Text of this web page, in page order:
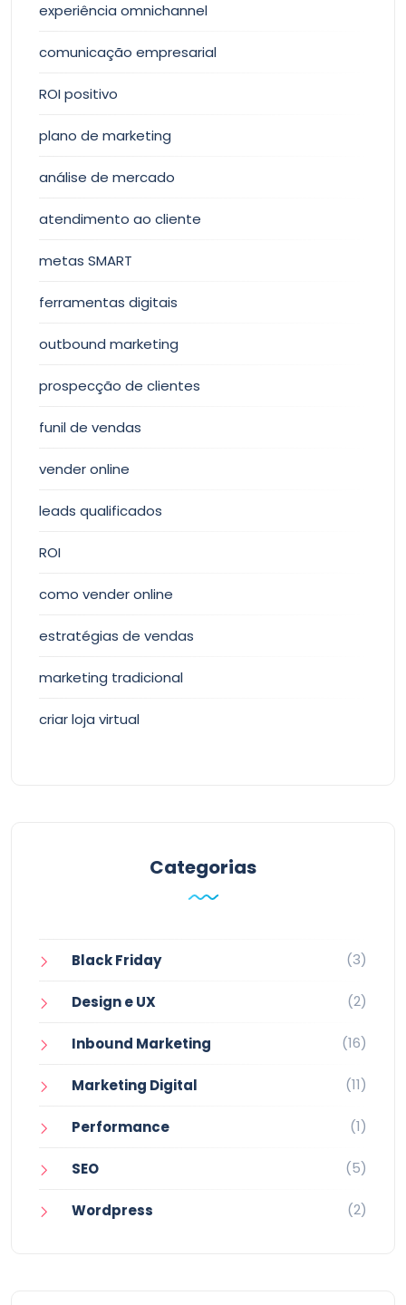
experiência omnichannel
comunicação empresarial
ROI positivo
plano de marketing
análise de mercado
atendimento ao cliente
metas SMART
ferramentas digitais
outbound marketing
prospecção de clientes
funil de vendas
vender online
leads qualificados
ROI
como vender online
estratégias de vendas
marketing tradicional
criar loja virtual
Categorias
Black Friday (3)
Design e UX (2)
Inbound Marketing (16)
Marketing Digital (11)
Performance (1)
SEO (5)
Wordpress (2)